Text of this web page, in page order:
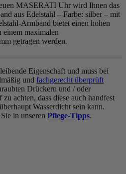
MASERATI Uhr wird Ihnen das
aus Edelstahl – Farbe: silber – mit
Armband bietet einen hohen
einem maximalen
getragen werden.
Eigenschaft und muss bei
und fachgerecht überprüft
Drückern und / oder
achten, dass diese auch handfest
Wasserdicht sein kann.
in unseren Pflege-Tipps.